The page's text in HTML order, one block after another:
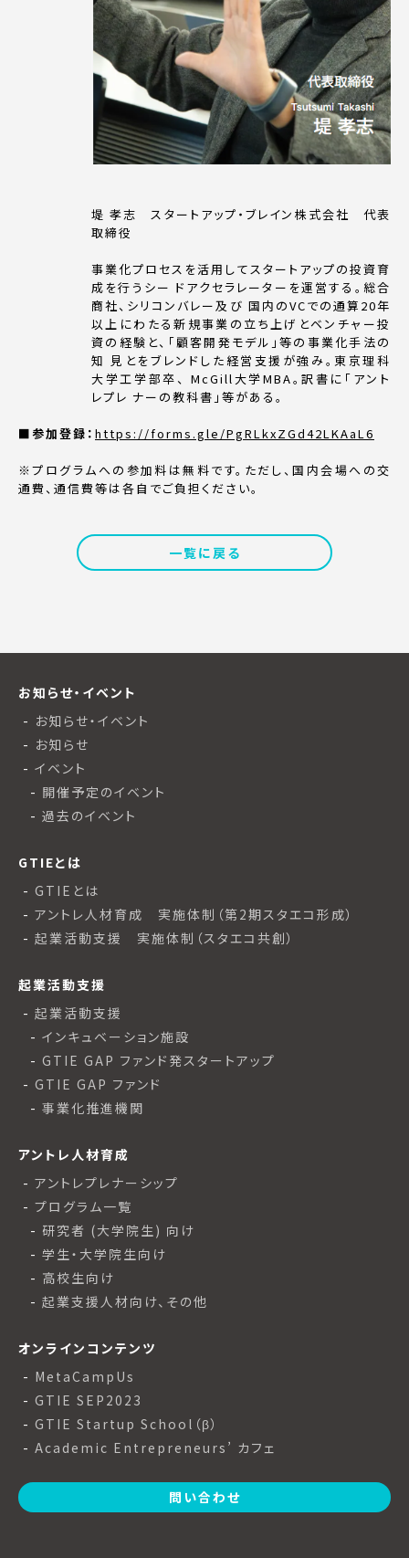
堤 孝志 スタートアップ・ブレイン株式会社 代表
取締役
事業化プロセスを活用してスタートアップの投資育
成を行うシー ドアクセラレーターを運営する。総合
商社、シリコンバレー及び 国内のVCでの通算20年
以上にわたる新規事業の立ち上げとベンチャー投
資の経験と、「顧客開発モデル」等の事業化手法の
知 見とをブレンドした経営支援が強み。東京理科
大学工学部卒、 McGill大学MBA。訳書に「アント
レプレ ナーの教科書」等がある。
■参加登録： https://forms.gle/PgRLkxZGd42LKAaL6
※プログラムへの参加料は無料です。ただし、国内会場への交
通費、通信費等は各自でご負担ください。
一覧に戻る
お知らせ・イベント
お知らせ・イベント
お知らせ
イベント
開催予定のイベント
過去のイベント
GTIEとは
GTIEとは
アントレ人材育成 実施体制（第2期スタエコ形成）
起業活動支援 実施体制（スタエコ共創）
起業活動支援
起業活動支援
インキュベーション施設
GTIE GAP ファンド発スタートアップ
GTIE GAP ファンド
事業化推進機関
アントレ人材育成
アントレプレナーシップ
プログラム一覧
研究者 (大学院生) 向け
学生・大学院生向け
高校生向け
起業支援人材向け、その他
オンラインコンテンツ
MetaCampUs
GTIE SEP2023
GTIE Startup School（β）
Academic Entrepreneurs’ カフェ
問い合わせ